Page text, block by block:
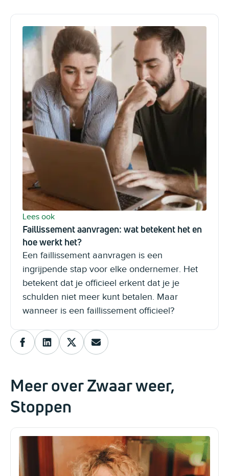
Lees ook
Faillissement aanvragen: wat betekent het en
hoe werkt het?
Een faillissement aanvragen is een
ingrijpende stap voor elke ondernemer. Het
betekent dat je officieel erkent dat je je
schulden niet meer kunt betalen. Maar
wanneer is een faillissement officieel?
Meer over Zwaar weer,
Stoppen